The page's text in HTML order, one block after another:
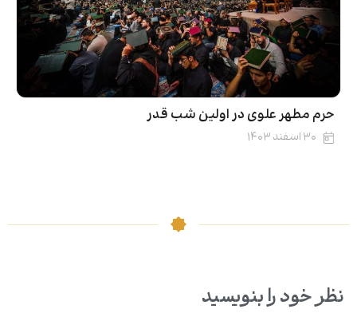
حرم مطهر علوی در اولین شب قدر
۳۰ اسفند ۱۴۰۳
نظر خود را بنویسید